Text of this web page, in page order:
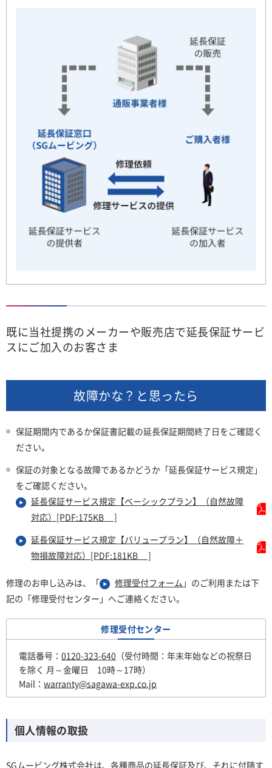
既に当社提携のメーカーや販売店で延長保証サービ
スにご加入のお客さま
故障かな？と思ったら
保証期間内であるか保証書記載の延長保証期間終了日をご確認く
ださい。
保証の対象となる故障であるかどうか「延長保証サービス規定」
をご確認ください。
延長保証サービス規定【ベーシックプラン】（自然故障
対応）[PDF:175KB ]
延長保証サービス規定【バリュープラン】（自然故障＋
物損故障対応）[PDF:181KB ]
修理のお申し込みは、「 修理受付フォーム 」のご利用または下
記の「修理受付センター」へご連絡ください。
修理受付センター
電話番号： 0120-323-640 （受付時間：年末年始などの祝祭日
を除く 月～金曜日 10時～17時）
Mail： warranty@sagawa-exp.co.jp
個人情報の取扱
SGムービング株式会社は、各種商品の延長保証及び、それに付随す